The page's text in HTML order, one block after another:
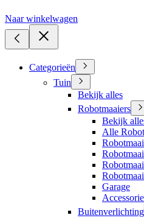
Naar winkelwagen
Categorieën
Tuin
Bekijk alles
Robotmaaiers
Bekijk
Alle
Garage
Buitenverlichting